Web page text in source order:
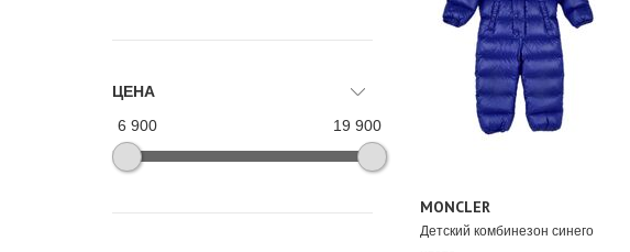
ЦЕНА
6 900
19 900
MONCLER
Детский комбинезон синего